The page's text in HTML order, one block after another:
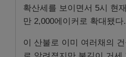
확산세를 보이면서 5시 현
만 2,000에이커로 확대됐다.
이 산불로 이미 여러채의